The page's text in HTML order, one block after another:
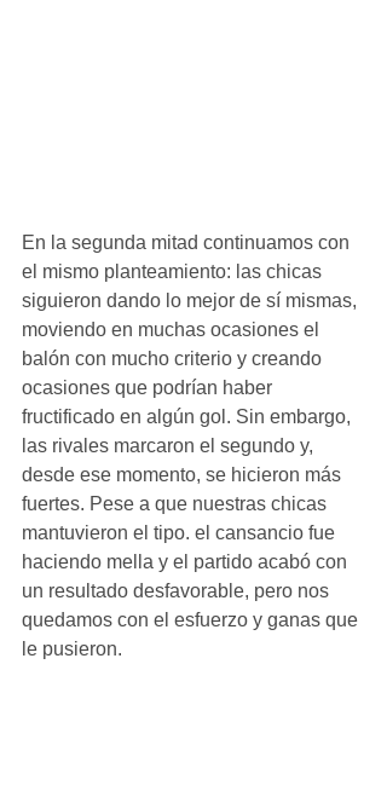
En la segunda mitad continuamos con
el mismo planteamiento: las chicas
siguieron dando lo mejor de sí mismas,
moviendo en muchas ocasiones el
balón con mucho criterio y creando
ocasiones que podrían haber
fructificado en algún gol. Sin embargo,
las rivales marcaron el segundo y,
desde ese momento, se hicieron más
fuertes. Pese a que nuestras chicas
mantuvieron el tipo. el cansancio fue
haciendo mella y el partido acabó con
un resultado desfavorable, pero nos
quedamos con el esfuerzo y ganas que
le pusieron.